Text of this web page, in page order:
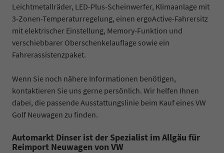
Leichtmetallräder, LED-Plus-Scheinwerfer, Klimaanlage mit
3-Zonen-Temperaturregelung, einen ergoActive-Fahrersitz
mit elektrischer Einstellung, Memory-Funktion und
verschiebbarer Oberschenkelauflage sowie ein
Fahrerassistenzpaket.
Wenn Sie noch nähere Informationen benötigen,
kontaktieren Sie uns gerne persönlich. Wir helfen Ihnen
dabei, die passende Ausstattungslinie beim Kauf eines VW
Golf Neuwagen zu finden.
Automarkt Dinser ist der Spezialist im Allgäu für
Reimport Neuwagen von VW